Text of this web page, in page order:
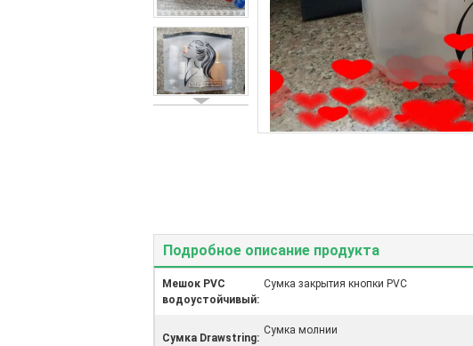
Подробное описание продукта
Мешок PVC
водоустойчивый:
Сумка закрытия кнопки PVC
Сумка Drawstring:
Сумка молнии